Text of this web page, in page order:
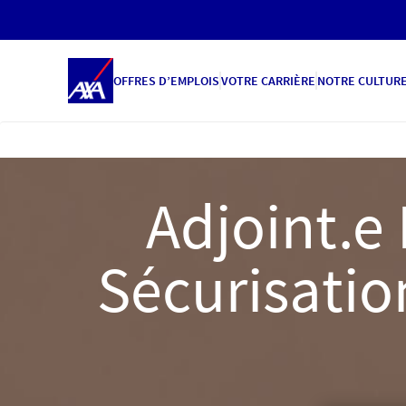
OFFRES D’EMPLOISVOTRE CARRIÈRE NOTRE CULTURE
Adjoint.e